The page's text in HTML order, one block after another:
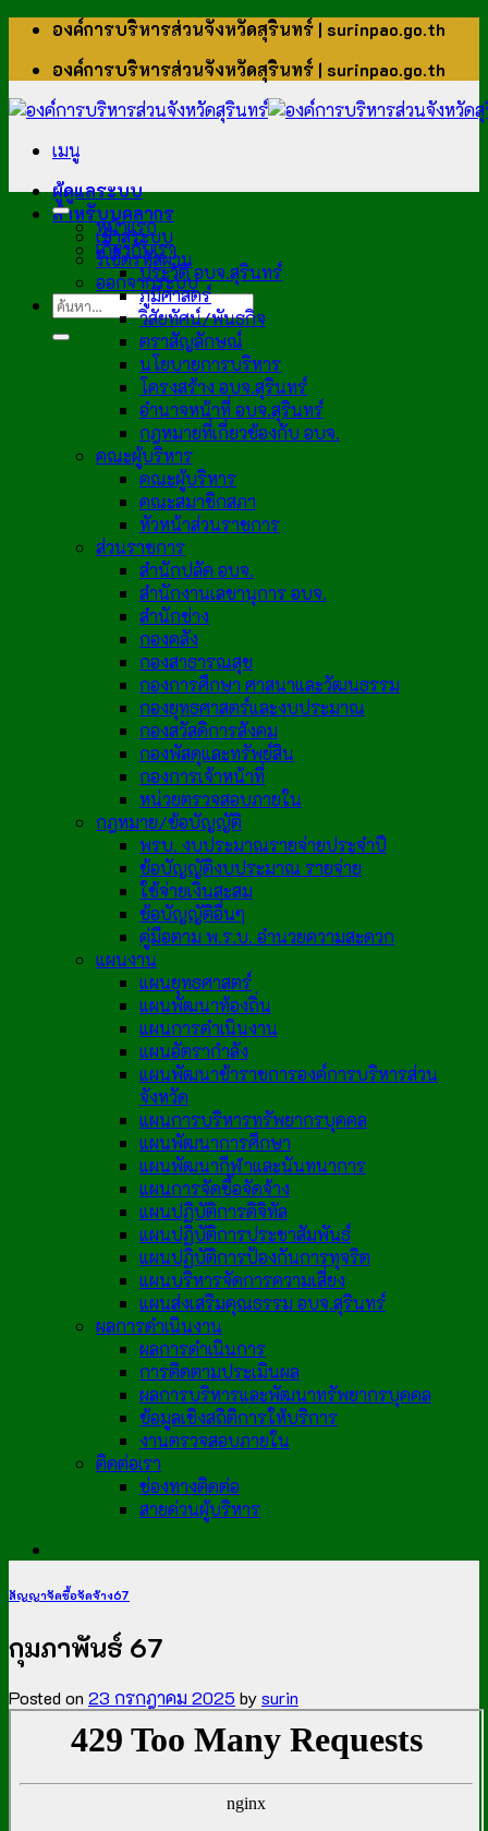
ข้าม
เนื้อหา
องค์การบริหารส่วนจังหวัดสุรินทร์ | surinpao.go.th
องค์การบริหารส่วนจังหวัดสุรินทร์ | surinpao.go.th
เมนู
ผู้ดูแลระบบ
สำหรับบุคลากร
เข้าสู่ระบบ
รีเซ็ตรหัสผ่าน
ออกจากระบบ
หน้าแรก
เกี่ยวกับเรา
ประวัติ อบจ.สุรินทร์
ภูมิศาสตร์
วิสัยทัศน์/พันธกิจ
ตราสัญลักษณ์
นโยบายการบริหาร
โครงสร้าง อบจ.สุรินทร์
อำนาจหน้าที่ อบจ.สุรินทร์
กฎหมายที่เกี่ยวข้องกับ อบจ.
คณะผู้บริหาร
คณะผู้บริหาร
คณะสมาชิกสภา
หัวหน้าส่วนราชการ
ส่วนราชการ
สำนักปลัด อบจ.
สำนักงานเลขานุการ อบจ.
สำนักช่าง
กองคลัง
กองสาธารณสุข
กองการศึกษา ศาสนาและวัฒนธรรม
กองยุทธศาสตร์และงบประมาณ
กองสวัสดิการสังคม
กองพัสดุและทรัพย์สิน
กองการเจ้าหน้าที่
หน่วยตรวจสอบภายใน
กฎหมาย/ข้อบัญญัติ
พรบ. งบประมาณรายจ่ายประจำปี
ข้อบัญญัติงบประมาณ รายจ่าย
ใช้จ่ายเงินสะสม
ข้อบัญญัติอื่นๆ
คู่มือตาม พ.ร.บ. อำนวยความสะดวก
แผนงาน
แผนยุทธศาสตร์
แผนพัฒนาท้องถิ่น
แผนการดำเนินงาน
แผนอัตรากำลัง
แผนพัฒนาข้าราชการองค์การบริหารส่วน
จังหวัด
แผนการบริหารทรัพยากรบุคคล
แผนพัฒนาการศึกษา
แผนพัฒนากีฬาและนันทนาการ
แผนการจัดซื้อจัดจ้าง
แผนปฏิบัติการดิจิทัล
แผนปฏิบัติการประชาสัมพันธ์
แผนปฏิบัติการป้องกันการทุจริต
แผนบริหารจัดการความเสี่ยง
แผนส่งเสริมคุณธรรม อบจ.สุรินทร์
ผลการดำเนินงาน
ผลการดำเนินการ
การติดตามประเมินผล
ผลการบริหารและพัฒนาทรัพยากรบุคคล
ข้อมูลเชิงสถิติการให้บริการ
งานตรวจสอบภายใน
ติดต่อเรา
ช่องทางติดต่อ
สายด่วนผู้บริหาร
สัญญาจัดซื้อจัดจ้าง67
กุมภาพันธ์ 67
Posted on 23 กรกฎาคม 2025 bysurin